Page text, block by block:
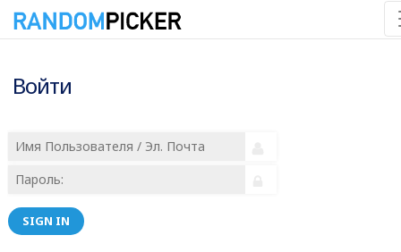
Войти
SIGN IN